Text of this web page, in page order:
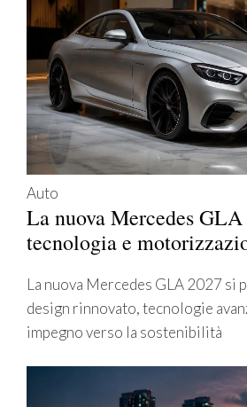
Auto
La nuova Mercedes
tecnologia e
La nuova Mercedes GLA 2027 si
design rinnovato, tecnologie
impegno verso la sostenibilità